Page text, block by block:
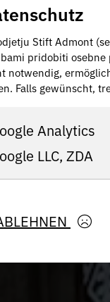
Stift Admont
pridobiti osebne
notwendig,
Falls gewünscht,
Analytics
LLC, ZDA